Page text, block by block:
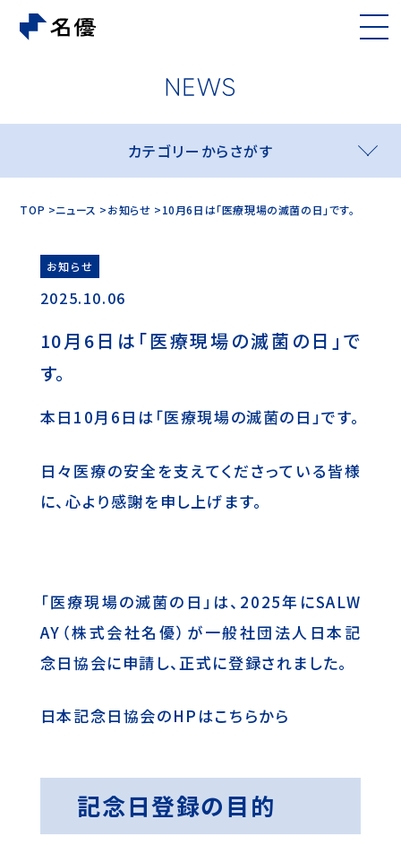
カテゴリーからさがす
TOP ニュース お知らせ 10月6日は「医療現場の滅菌の日」です。
お知らせ
2025.10.06
10月6日は「医療現場の滅菌の日」で
す。
本日10月6日は「医療現場の滅菌の日」です。
日々医療の安全を支えてくださっている皆様
に、心より感謝を申し上げます。
「医療現場の滅菌の日」は、2025年にSALW
AY（株式会社名優）が一般社団法人日本記
念日協会に申請し、正式に登録されました。
日本記念日協会のHPはこちらから
記念日登録の目的